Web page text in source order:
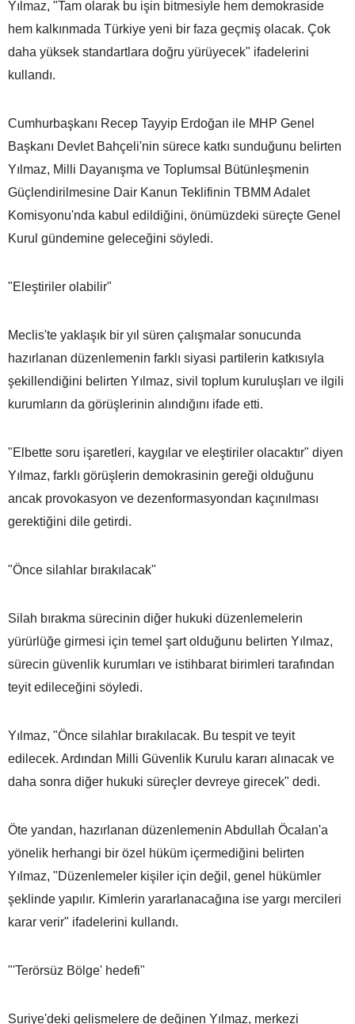
Yılmaz, "Tam olarak bu işin bitmesiyle hem demokraside
hem kalkınmada Türkiye yeni bir faza geçmiş olacak. Çok
daha yüksek standartlara doğru yürüyecek" ifadelerini
kullandı.
Cumhurbaşkanı Recep Tayyip Erdoğan ile MHP Genel
Başkanı Devlet Bahçeli'nin sürece katkı sunduğunu belirten
Yılmaz, Milli Dayanışma ve Toplumsal Bütünleşmenin
Güçlendirilmesine Dair Kanun Teklifinin TBMM Adalet
Komisyonu'nda kabul edildiğini, önümüzdeki süreçte Genel
Kurul gündemine geleceğini söyledi.
"Eleştiriler olabilir"
Meclis'te yaklaşık bir yıl süren çalışmalar sonucunda
hazırlanan düzenlemenin farklı siyasi partilerin katkısıyla
şekillendiğini belirten Yılmaz, sivil toplum kuruluşları ve ilgili
kurumların da görüşlerinin alındığını ifade etti.
"Elbette soru işaretleri, kaygılar ve eleştiriler olacaktır" diyen
Yılmaz, farklı görüşlerin demokrasinin gereği olduğunu
ancak provokasyon ve dezenformasyondan kaçınılması
gerektiğini dile getirdi.
"Önce silahlar bırakılacak"
Silah bırakma sürecinin diğer hukuki düzenlemelerin
yürürlüğe girmesi için temel şart olduğunu belirten Yılmaz,
sürecin güvenlik kurumları ve istihbarat birimleri tarafından
teyit edileceğini söyledi.
Yılmaz, "Önce silahlar bırakılacak. Bu tespit ve teyit
edilecek. Ardından Milli Güvenlik Kurulu kararı alınacak ve
daha sonra diğer hukuki süreçler devreye girecek" dedi.
Öte yandan, hazırlanan düzenlemenin Abdullah Öcalan'a
yönelik herhangi bir özel hüküm içermediğini belirten
Yılmaz, "Düzenlemeler kişiler için değil, genel hükümler
şeklinde yapılır. Kimlerin yararlanacağına ise yargı mercileri
karar verir" ifadelerini kullandı.
"'Terörsüz Bölge' hedefi"
Suriye'deki gelişmelere de değinen Yılmaz, merkezi